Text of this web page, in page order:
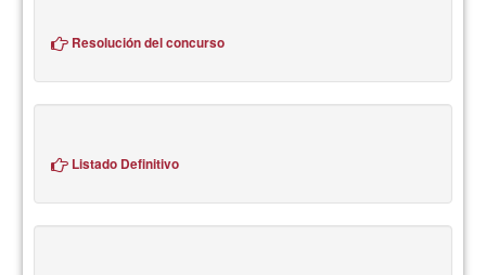
Resolución del concurso
Listado Definitivo